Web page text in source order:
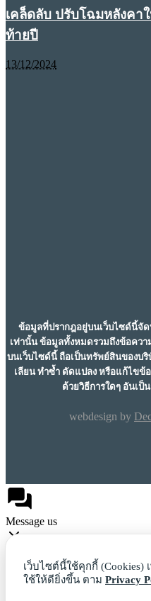
เคล็ดลับ ปรับโฉมหลังคา
ท้ายปี
13/12/2024
ข้อมูลที่ปรากฎอยู่บนเว็บไซด์นี้จั
เท่านั้น ข้อมูลทั้งหมดรวมถึงข้อควา
บนเว็บไซด์นี้ ถือเป็นทรัพย์สินของบริ
เลียน ทำซ้ำ ดัดแปลง หรือแก้ไขข้
ด้วยวิธีการใดๆ อันเป็
webdesign by
Message us
เว็บไซต์นี้ใช้คุกกี้
ใช้ให้ดียิ่งขึ้น ตาม Privacy